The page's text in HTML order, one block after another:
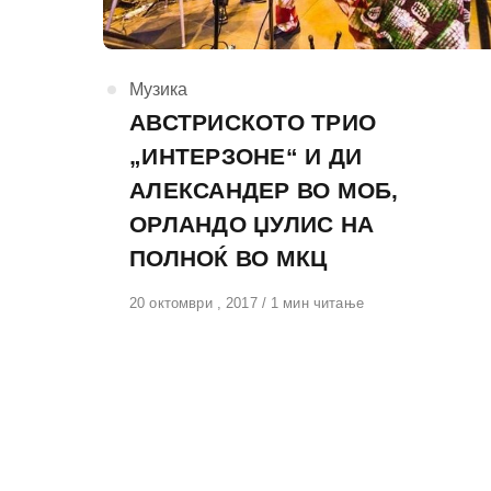
КАтегорија
Музика
АВСТРИСКОТО ТРИО
„ИНТЕРЗОНЕ“ И ДИ
АЛЕКСАНДЕР ВО МОБ,
ОРЛАНДО ЏУЛИС НА
ПОЛНОЌ ВО МКЦ
Објавено
20 октомври , 2017 1 мин читање